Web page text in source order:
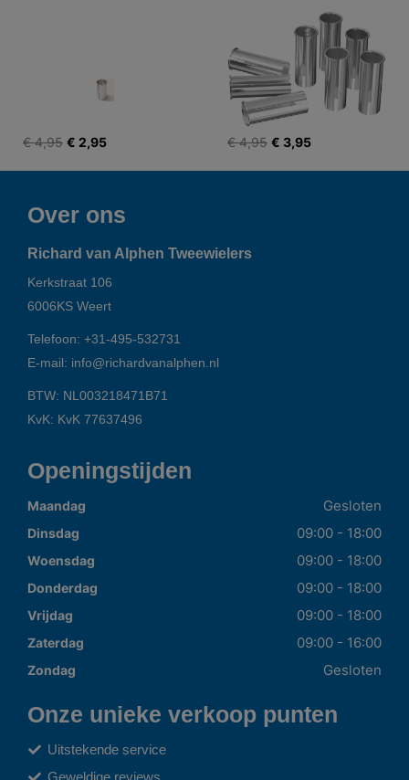
€ 4,95 € 2,95 € 4,95 € 3,95
Over ons
Richard van Alphen Tweewielers
Kerkstraat 106
6006KS Weert
Telefoon: +31-495-532731
E-mail: info@richardvanalphen.nl
BTW: NL003218471B71
KvK: KvK 77637496
Openingstijden
Maandag Gesloten
Dinsdag 09:00 - 18:00
Woensdag 09:00 - 18:00
Donderdag 09:00 - 18:00
Vrijdag 09:00 - 18:00
Zaterdag 09:00 - 16:00
Zondag Gesloten
Onze unieke verkoop punten
Uitstekende service
Geweldige reviews